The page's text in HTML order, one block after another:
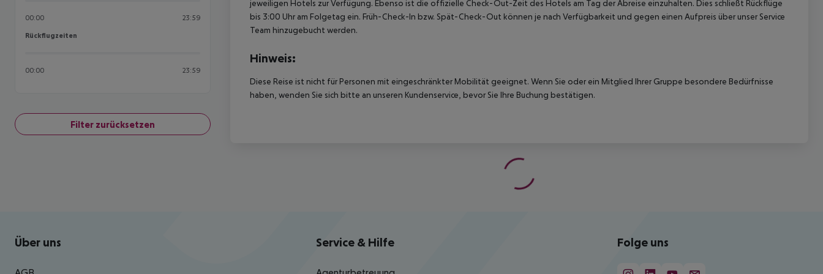
00:00 23:59
Rückflugzeiten
Rückflugzeiten
00:00 23:59
Filter zurücksetzen
jeweiligen Hotels zur Verfügung. Ebenso ist die offizielle Check-Out-Zeit des Hotels am Tag der Abreise einzuhalten. Dies schließt Rückflüge
bis 3:00 Uhr am Folgetag ein. Früh-Check-In bzw. Spät-Check-Out können je nach Verfügbarkeit und gegen einen Aufpreis über unser Service
Team hinzugebucht werden.
Hinweis:
Diese Reise ist nicht für Personen mit eingeschränkter Mobilität geeignet. Wenn Sie oder ein Mitglied Ihrer Gruppe besondere Bedürfnisse
haben, wenden Sie sich bitte an unseren Kundenservice, bevor Sie Ihre Buchung bestätigen.
Footer navigation
Über uns Service & Hilfe Folge uns